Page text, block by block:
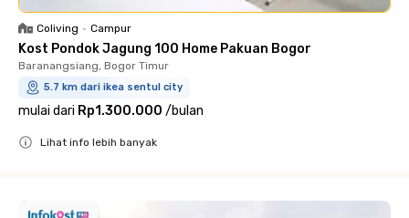
Coliving • Campur
Kost Pondok Jagung 100 Home Pakuan Bogor
Baranangsiang, Bogor Timur
5.7 km dari ikea sentul city
mulai dari Rp1.300.000 /bulan
Lihat info lebih banyak